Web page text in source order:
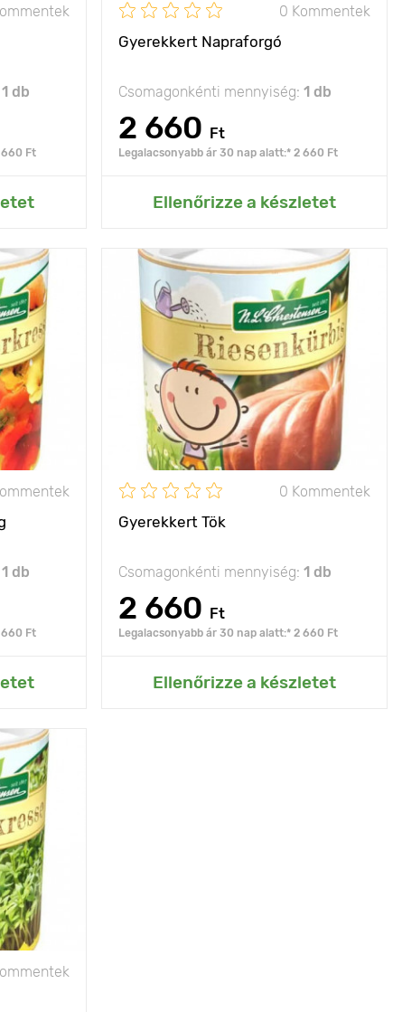
1 db
660 Ft
0 Kommentek
Gyerekkert Napraforgó
Csomagonkénti mennyiség: 1 db
2 660 Ft
Legalacsonyabb ár 30 nap alatt:* 2 660 Ft
Ellenőrizze a készletet
Hozzáadás az Én kertemhez
1 db
660 Ft
örülni
fognak
25 - 35 cm
20 х 30 cm
félárnyék
0 Kommentek
Gyerekkert Tök
Csomagonkénti mennyiség: 1 db
2 660 Ft
Legalacsonyabb ár 30 nap alatt:* 2 660 Ft
Ellenőrizze a készletet
Jellemzők bevált fajta
Kifejlett kori
30 - 40 cm
Ültetési távolság 100 - 200 cm
Fényigény
A termés súlya 3 - 10 kg
Hozzáadás az Én kertemhez
íz
akár 10 cm
félárnyék